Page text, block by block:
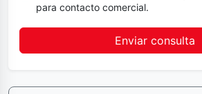
para contacto comercial.
Enviar consulta